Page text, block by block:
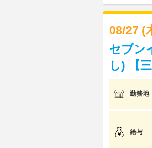
08/27 (
セブン
し) 【
勤務地
給与